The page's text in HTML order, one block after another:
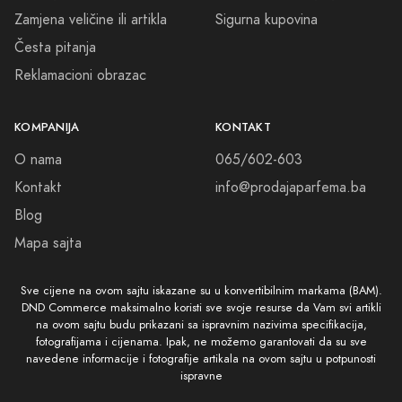
Zamjena veličine ili artikla
Česta pitanja
Reklamacioni obrazac
Sigurna kupovina
KOMPANIJA
O nama
Kontakt
Blog
Mapa sajta
KONTAKT
065/602-603
info@prodajaparfema.ba
Sve cijene na ovom sajtu iskazane su u konvertibilnim markama (BAM).
DND Commerce maksimalno koristi sve svoje resurse da Vam svi artikli
na ovom sajtu budu prikazani sa ispravnim nazivima specifikacija,
fotografijama i cijenama. Ipak, ne možemo garantovati da su sve
navedene informacije i fotografije artikala na ovom sajtu u potpunosti
ispravne